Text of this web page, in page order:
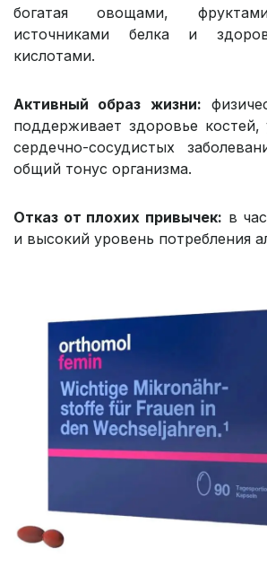
богатая овощами,
источниками белка и
кислотами.
Активный образ жизни:
поддерживает здоровье
сердечно-сосудистых
общий тонус организма.
Отказ от плохих привычек: в
и высокий уровень потребления